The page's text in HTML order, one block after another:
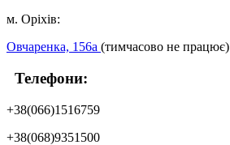
м. Оріхів:
Овчаренка, 156а (тимчасово не працює)
Телефони:
+38(066)1516759
+38(068)9351500